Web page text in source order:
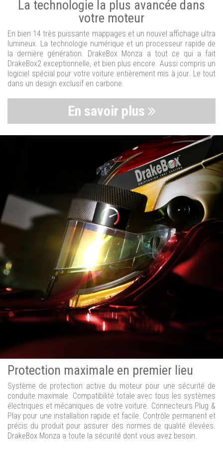
La technologie la plus avancée dans
votre moteur
En bien 14 très puissante mappages et un nouvel affichage ultra
lumineux. La technologie numérique et un processeur rapide de
la dernière génération. DrakeBox Monza a tout ce qui a fait
DrakeBox2 exceptionnelle, et bien plus encore. Aussi compris un
logiciel spécial pour votre voiture entièrement mis à jour. Le tout
dans un design exclusif en carbone.
En savoir plus
Protection maximale en premier lieu
Système de protection active du moteur pour une sécurité de
conduite maximale. Compatibilité totale avec tous les systèmes
électriques et mécaniques de votre voiture. Connecteurs Plug &
Play pour une installation rapide et facile. Contrôle permanent et
précis du produit pour assurer des normes de qualité élevées.
DrakeBox Monza a toute la sécurité dont vous avez besoin.